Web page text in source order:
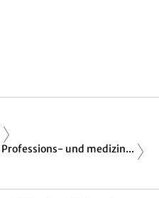
Professions- und medizin...